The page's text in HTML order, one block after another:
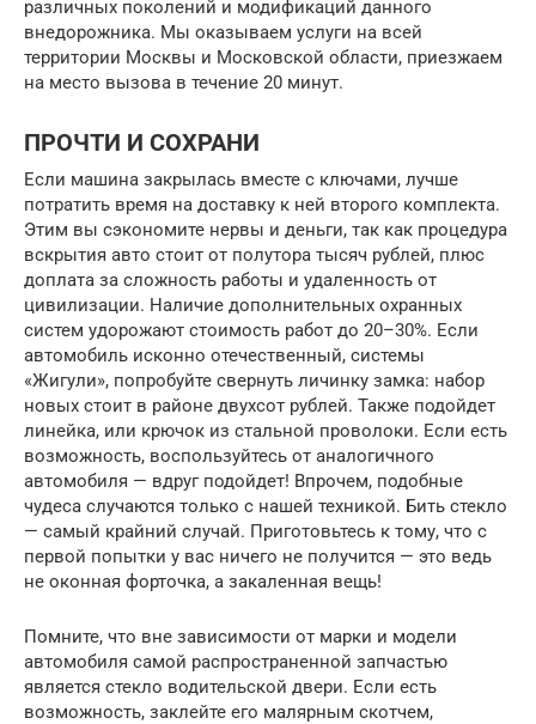
различных поколений и модификаций данного
внедорожника. Мы оказываем услуги на всей
территории Москвы и Московской области, приезжаем
на место вызова в течение 20 минут.
ПРОЧТИ И СОХРАНИ
Если машина закрылась вместе с ключами, лучше
потратить время на доставку к ней второго комплекта.
Этим вы сэкономите нервы и деньги, так как процедура
вскрытия авто стоит от полутора тысяч рублей, плюс
доплата за сложность работы и удаленность от
цивилизации. Наличие дополнительных охранных
систем удорожают стоимость работ до 20–30%. Если
автомобиль исконно отечественный, системы
«Жигули», попробуйте свернуть личинку замка: набор
новых стоит в районе двухсот рублей. Также подойдет
линейка, или крючок из стальной проволоки. Если есть
возможность, воспользуйтесь от аналогичного
автомобиля — вдруг подойдет! Впрочем, подобные
чудеса случаются только с нашей техникой. Бить стекло
— самый крайний случай. Приготовьтесь к тому, что с
первой попытки у вас ничего не получится — это ведь
не оконная форточка, а закаленная вещь!
Помните, что вне зависимости от марки и модели
автомобиля самой распространенной запчастью
является стекло водительской двери. Если есть
возможность, заклейте его малярным скотчем,